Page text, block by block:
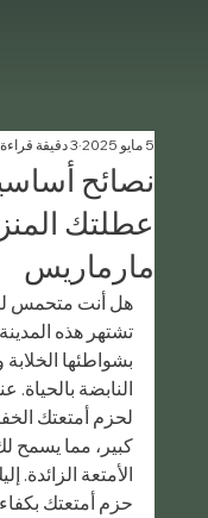
نصائح
عطلتك
مارماريس
5 مايو 2025 3 دقيقة قراءة
هل أنت متحمس
تشتهر هذه
بشواطئها الخلابة
النابضة
لحزم أمتعتك
كبير، مما يسمح
الأمتعة
حزم أمتعتك